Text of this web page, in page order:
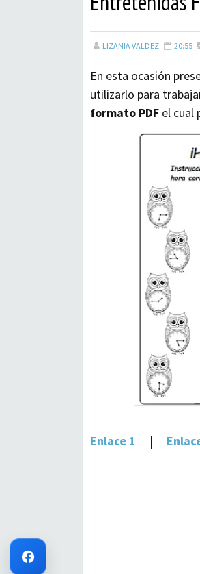
LIZANIA VALDEZ 20:55
En esta ocasión
utilizarlo para
formato PDF el cual
Enlace 1 |